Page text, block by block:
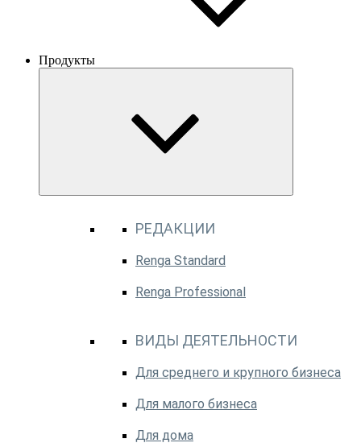
Продукты
РЕДАКЦИИ
Renga Standard
Renga Professional
ВИДЫ ДЕЯТЕЛЬНОСТИ
Для среднего и крупного бизнеса
Для малого бизнеса
Для дома